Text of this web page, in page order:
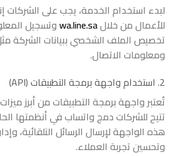
لبدء استخدام الخدمة، يجب على
للأعمال من خلالwa.line.saوتسجيل
تخصيص الملف الشخصي ببيانات الشركة
ومعلومات الاتصال.
2. استخدام واجهة برمجة التطبيقات (API)
تُعتبر واجهة برمجة التطبيقات من أبرز ميزات
تتيح للشركات دمج واتساب في أنظمتها
هذه الواجهة لإرسال الرسائل التلقائية،
وتحسين تجربة العملاء.